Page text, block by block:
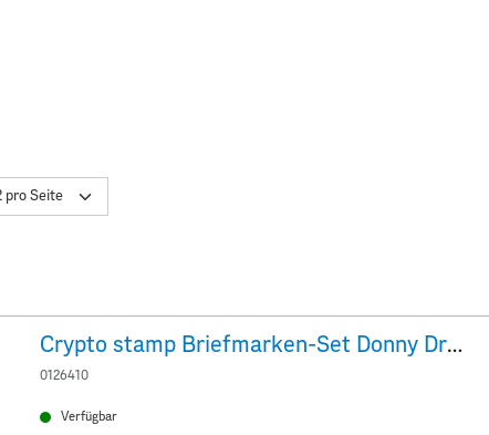
Crypto stamp Briefmarken-Set Donny Draco
0126410
Verfügbar